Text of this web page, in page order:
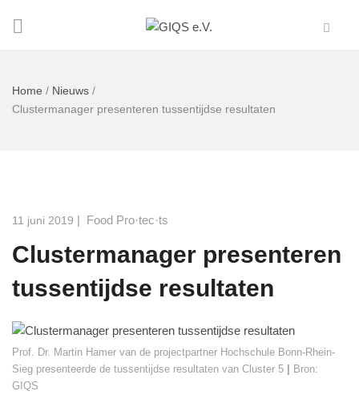
Home / Nieuws /
Clustermanager presenteren tussentijdse resultaten
11 juni 2019 | Food Pro·tec·ts
Clustermanager presenteren
tussentijdse resultaten
Prof. Dr. Martin Hamer van de projectpartner Hochschule Bonn-Rhein-
Sieg presenteerde de tussentijdse resultaten van Cluster 5
Bron:
GIQS